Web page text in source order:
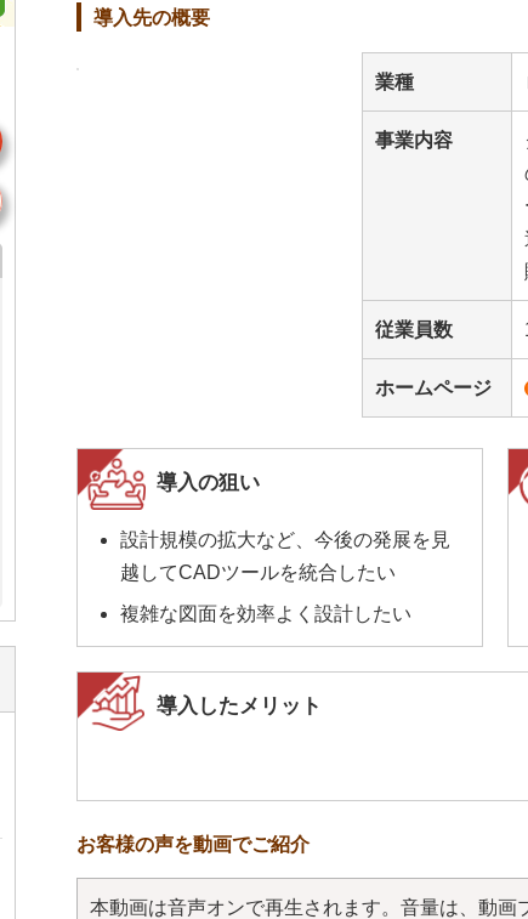
導入先の概要
業種
事業内容
従業員数
ホームページ
導入の狙い
設計規模の拡大など、今後の発展を見
越してCADツールを統合したい
複雑な図面を効率よく設計したい
導入したメリット
お客様の声を動画でご紹介
本動画は音声オンで再生されます。音量は、動